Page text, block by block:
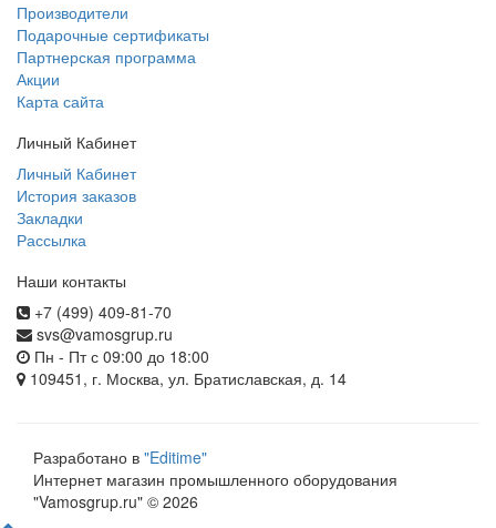
Производители
Подарочные сертификаты
Партнерская программа
Акции
Карта сайта
Личный Кабинет
Личный Кабинет
История заказов
Закладки
Рассылка
Наши контакты
+7 (499) 409-81-70
svs@vamosgrup.ru
Пн - Пт с 09:00 до 18:00
109451, г. Москва, ул. Братиславская, д. 14
Разработано в "Editime"
Интернет магазин промышленного оборудования
"Vamosgrup.ru" © 2026